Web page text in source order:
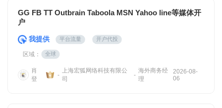
GG FB TT Outbrain Taboola MSN Yahoo line等媒体开
户
我提供 平台流量 开户代投
区域： 全球
肖
登
-
上海宏狐网络科技有限公
司
-
海外商务经
理
2026-08-
06